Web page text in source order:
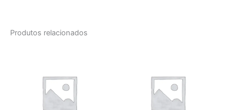
Produtos relacionados